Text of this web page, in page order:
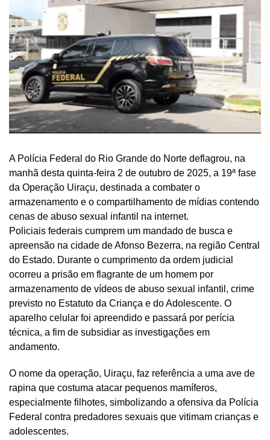
A Polícia Federal do Rio Grande do Norte deflagrou, na
manhã desta quinta-feira 2 de outubro de 2025, a 19ª fase
da Operação Uiraçu, destinada a combater o
armazenamento e o compartilhamento de mídias contendo
cenas de abuso sexual infantil na internet.
Policiais federais cumprem um mandado de busca e
apreensão na cidade de Afonso Bezerra, na região Central
do Estado. Durante o cumprimento da ordem judicial
ocorreu a prisão em flagrante de um homem por
armazenamento de vídeos de abuso sexual infantil, crime
previsto no Estatuto da Criança e do Adolescente. O
aparelho celular foi apreendido e passará por perícia
técnica, a fim de subsidiar as investigações em
andamento.
O nome da operação, Uiraçu, faz referência a uma ave de
rapina que costuma atacar pequenos mamíferos,
especialmente filhotes, simbolizando a ofensiva da Polícia
Federal contra predadores sexuais que vitimam crianças e
adolescentes.